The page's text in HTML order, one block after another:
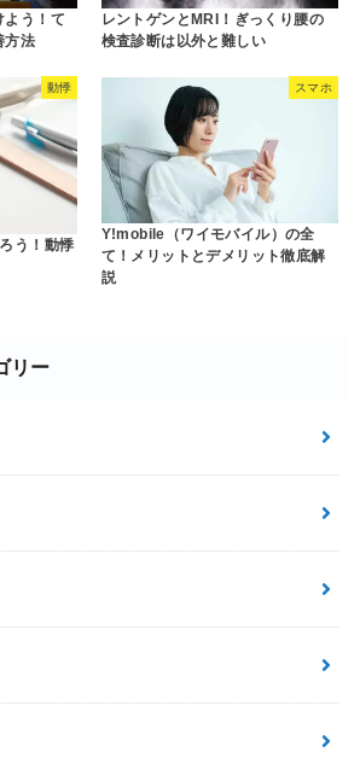
よう！て
方法
レントゲンとMRI！ぎっくり腰の
検査診断は以外と難しい
動悸
う！動悸
スマホ
Y!mobile（ワイモバイル）の全
て！メリットとデメリット徹底解
説
リー